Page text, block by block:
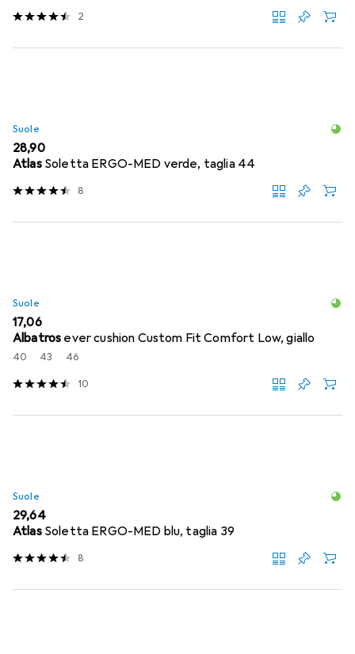
2
Suole
EUR
28,90
Atlas Soletta ERGO-MED verde, taglia 44
8
Suole
EUR
17,06
Albatros ever cushion Custom Fit Comfort Low, giallo
40 43 46
10
Suole
EUR
29,64
Atlas Soletta ERGO-MED blu, taglia 39
8